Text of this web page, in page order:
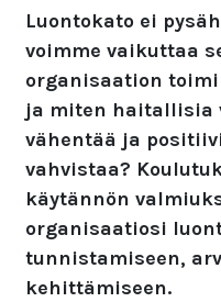
Luontokato ei
voimme vaikuttaa
organisaation
ja miten haitallisia
vähentää ja
vahvistaa?
käytännön
organisaatiosi
tunnistamiseen,
kehittämiseen.